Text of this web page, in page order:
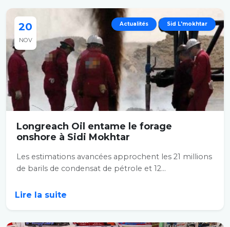
20
NOV
Actualités Sid L'mokhtar
Longreach Oil entame le forage
onshore à Sidi Mokhtar
Les estimations avancées approchent les 21 millions
de barils de condensat de pétrole et 12...
Lire la suite